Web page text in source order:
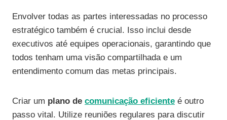
Envolver todas as partes interessadas no processo
estratégico também é crucial. Isso inclui desde
executivos até equipes operacionais, garantindo que
todos tenham uma visão compartilhada e um
entendimento comum das metas principais.
Criar um plano de comunicação eficiente é outro
passo vital. Utilize reuniões regulares para discutir